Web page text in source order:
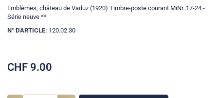
Emblèmes, château de Vaduz (1920) Timbre-poste courant MiNr. 17-24 -
Série neuve **
N° D'ARTICLE: 120.02.30
CHF 9.00